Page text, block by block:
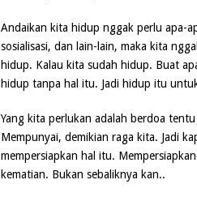
Andaikan kita hidup nggak perlu apa-
sosialisasi, dan lain-lain, maka kita
hidup. Kalau kita sudah hidup. Buat
hidup tanpa hal itu. Jadi hidup itu
Yang kita perlukan adalah berdoa
Mempunyai, demikian raga kita. Jadi
mempersiapkan hal itu.
kematian. Bukan sebaliknya kan..